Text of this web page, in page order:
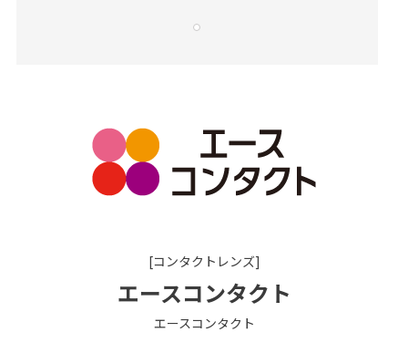
[コンタクトレンズ]
エースコンタクト
エースコンタクト